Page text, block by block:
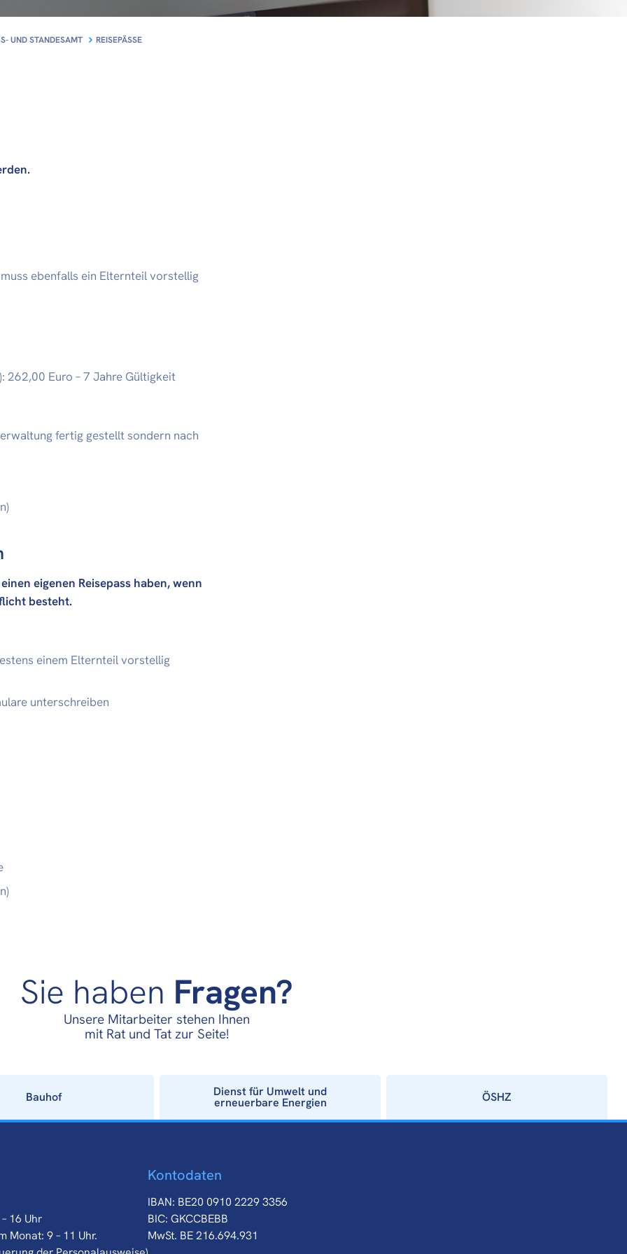
UND STANDESAMT REISEPÄSSE
ebenfalls ein Elternteil vorstellig
262,00 Euro – 7 Jahre Gültigkeit
fertig gestellt sondern nach
eigenen Reisepass haben, wenn
besteht.
einem Elternteil vorstellig
unterschreiben
Sie haben Fragen?
Unsere Mitarbeiter stehen Ihnen
mit Rat und Tat zur Seite!
Bauhof Dienst für Umwelt und
erneuerbare Energien ÖSHZ
16 Uhr
Monat: 9 – 11 Uhr.
Kontodaten
IBAN: BE20 0910 2229 3356
BIC: GKCCBEBB
MwSt. BE 216.694.931